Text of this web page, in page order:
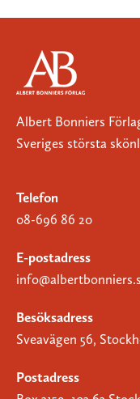
Albert Bonniers
Sveriges största
Telefon
08-696 86 20
E-postadress
Besöksadress
Sveavägen 56,
Postadress